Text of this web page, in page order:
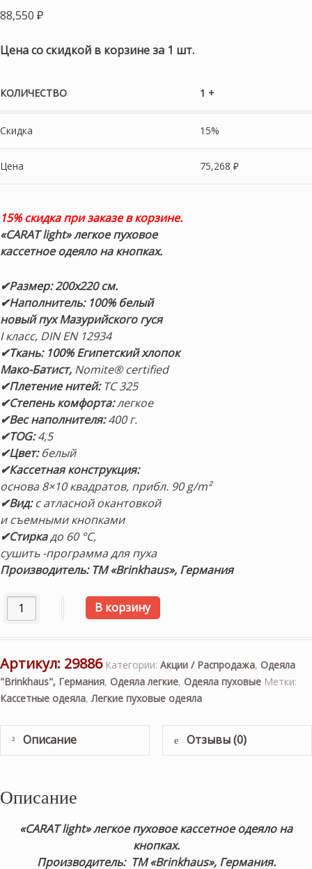
88,550 ₽
Цена со скидкой в корзине за 1 шт.
КОЛИЧЕСТВО 1 +
Скидка 15%
Цена 75,268 ₽
15% скидка при заказе в корзине.
«CARAT light»легкое пуховое
кассетное одеяло на кнопках.
✔Размер: 200х220 см.
✔Наполнитель: 100% белый
новый пух Мазурийского гуся
I класс, DIN EN 12934
✔Ткань: 100% Египетский хлопок
Мако-Батист, Nomite® certified
✔Плетение нитей:TC 325
✔Степень комфорта:легкое
✔Вес наполнителя:400 г.
✔TOG:4,5
✔Цвет:белый
✔Кассетная конструкция:
основа 8×10 квадратов, прибл. 90 g/m²
✔Вид:с атласной окантовкой
и съемными кнопками
✔Стиркадо 60 °C,
сушить -программа для пуха
Производитель: ТМ «Brinkhaus», Германия
Количество товара «CARAT light» 200х220см. Легкое
В корзину
Артикул: 29886 Категории: Акции / Распродажа, Одеяла
"Brinkhaus", Германия, Одеяла легкие, Одеяла пуховые Метки:
Кассетные одеяла,Легкие пуховые одеяла
Описание Отзывы (0)
Описание
«CARAT light»легкое пуховое кассетное одеяло на
кнопках.
Производитель: ТМ «Brinkhaus», Германия.